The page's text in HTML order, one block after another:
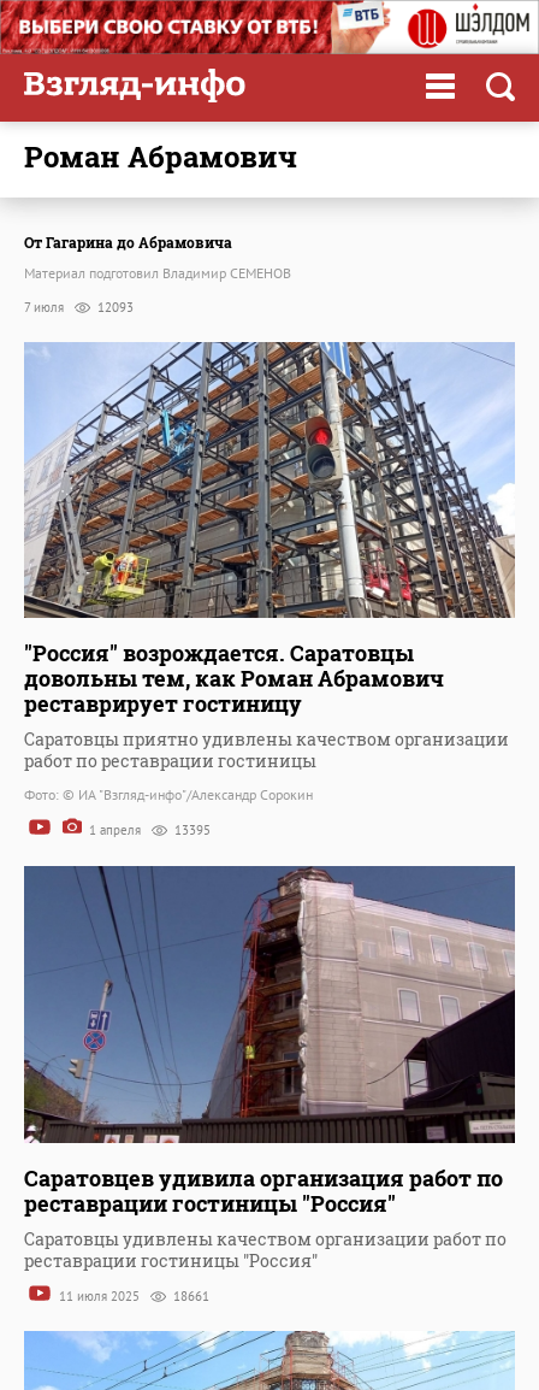
Роман Абрамович
От Гагарина до Абрамовича
Материал подготовил Владимир СЕМЕНОВ
7 июля 12093
"Россия" возрождается. Саратовцы
довольны тем, как Роман Абрамович
реставрирует гостиницу
Саратовцы приятно удивлены качеством организации
работ по реставрации гостиницы
Фото: © ИА "Взгляд-инфо"/Александр Сорокин
1 апреля 13395
Саратовцев удивила организация работ по
реставрации гостиницы "Россия"
Саратовцы удивлены качеством организации работ по
реставрации гостиницы "Россия"
11 июля 2025 18661